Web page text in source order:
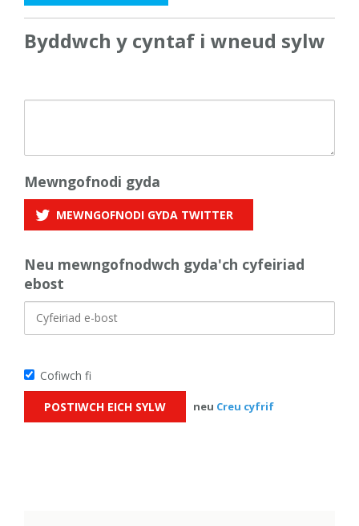
Byddwch y cyntaf i wneud sylw
Mewngofnodi gyda
MEWNGOFNODI GYDA TWITTER
Neu mewngofnodwch gyda'ch cyfeiriad
ebost
Cofiwch fi
neu Creu cyfrif